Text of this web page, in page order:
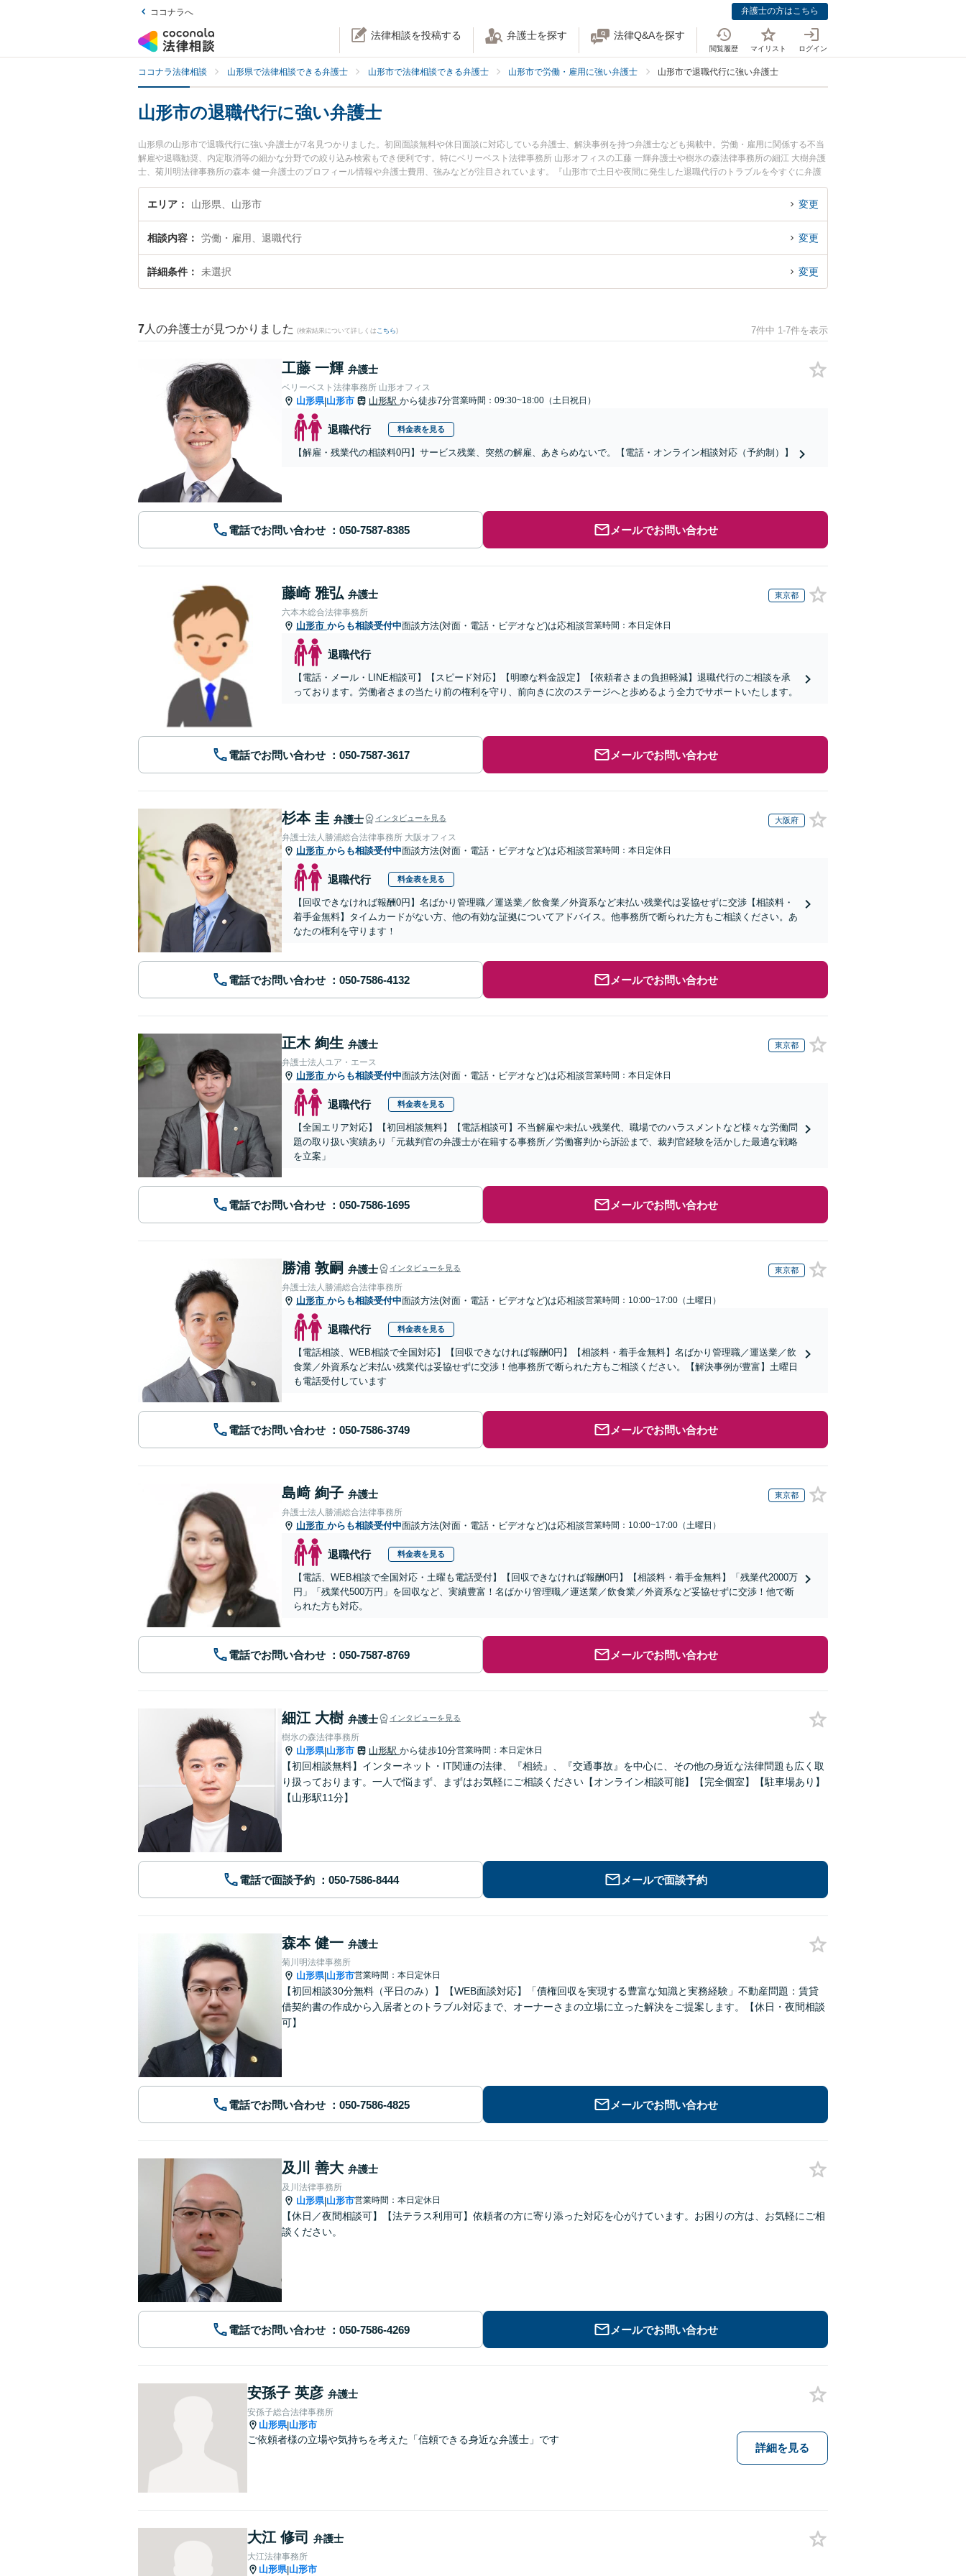
ココナラへ 弁護士の方はこちら
法律相談を投稿する 弁護士を探す 法律Q&Aを探す
閲覧履歴 マイリスト ログイン
ココナラ法律相談 山形県で法律相談できる弁護士 山形市で法律相談できる弁護士 山形市で労働・雇用に強い弁護士 山形市で退職代行に強い弁護士
山形市の退職代行に強い弁護士
山形県の山形市で退職代行に強い弁護士が7名見つかりました。初回面談無料や休日面談に対応している弁護士、解決事例を持つ弁護士なども掲載中。労働・雇用に関係する不当
解雇や退職勧奨、内定取消等の細かな分野での絞り込み検索もでき便利です。特にベリーベスト法律事務所 山形オフィスの工藤 一輝弁護士や樹氷の森法律事務所の細江 大樹弁護
士、菊川明法律事務所の森本 健一弁護士のプロフィール情報や弁護士費用、強みなどが注目されています。『山形市で土日や夜間に発生した退職代行のトラブルを今すぐに弁護
士に相談したい』『退職代行のトラブル解決の実績豊富な近くの弁護士を検索したい』『初回相談無料で退職代行を法律相談できる山形市内の弁護士に相談予約したい』などでお
困りの相談者さんにおすすめです。
エリア 山形県、山形市 変更
相談内容 労働・雇用、退職代行 変更
詳細条件 未選択 変更
7 人の弁護士が見つかりました (検索結果について詳しくは こちら) 7件中 1-7件を表示
工藤 一輝 弁護士
ベリーベスト法律事務所 山形オフィス
山形県|山形市 山形駅 から徒歩7分営業時間：09:30~18:00（土日祝日）
退職代行 料金表を見る
【解雇・残業代の相談料0円】サービス残業、突然の解雇、あきらめないで。【電話・オンライン相談対応（予約制）】
電話でお問い合わせ メールでお問い合わせ
藤崎 雅弘 弁護士 東京都
六本木総合法律事務所
山形市 からも相談受付中面談方法(対面・電話・ビデオなど)は応相談営業時間：本日定休日
退職代行
【電話・メール・LINE相談可】【スピード対応】【明瞭な料金設定】【依頼者さまの負担軽減】退職代行のご相談を承
っております。労働者さまの当たり前の権利を守り、前向きに次のステージへと歩めるよう全力でサポートいたします。
電話でお問い合わせ メールでお問い合わせ
杉本 圭 弁護士 インタビューを見る 大阪府
弁護士法人勝浦総合法律事務所 大阪オフィス
山形市 からも相談受付中面談方法(対面・電話・ビデオなど)は応相談営業時間：本日定休日
退職代行 料金表を見る
【回収できなければ報酬0円】名ばかり管理職／運送業／飲食業／外資系など未払い残業代は妥協せずに交渉【相談料・
着手金無料】タイムカードがない方、他の有効な証拠についてアドバイス。他事務所で断られた方もご相談ください。あ
なたの権利を守ります！
電話でお問い合わせ メールでお問い合わせ
正木 絢生 弁護士 東京都
弁護士法人ユア・エース
山形市 からも相談受付中面談方法(対面・電話・ビデオなど)は応相談営業時間：本日定休日
退職代行 料金表を見る
【全国エリア対応】【初回相談無料】【電話相談可】不当解雇や未払い残業代、職場でのハラスメントなど様々な労働問
題の取り扱い実績あり「元裁判官の弁護士が在籍する事務所／労働審判から訴訟まで、裁判官経験を活かした最適な戦略
を立案」
電話でお問い合わせ メールでお問い合わせ
勝浦 敦嗣 弁護士 インタビューを見る 東京都
弁護士法人勝浦総合法律事務所
山形市 からも相談受付中面談方法(対面・電話・ビデオなど)は応相談営業時間：10:00~17:00（土曜日）
退職代行 料金表を見る
【電話相談、WEB相談で全国対応】【回収できなければ報酬0円】【相談料・着手金無料】名ばかり管理職／運送業／飲
食業／外資系など未払い残業代は妥協せずに交渉！他事務所で断られた方もご相談ください。【解決事例が豊富】土曜日
も電話受付しています
電話でお問い合わせ メールでお問い合わせ
島﨑 絢子 弁護士 東京都
弁護士法人勝浦総合法律事務所
山形市 からも相談受付中面談方法(対面・電話・ビデオなど)は応相談営業時間：10:00~17:00（土曜日）
退職代行 料金表を見る
【電話、WEB相談で全国対応・土曜も電話受付】【回収できなければ報酬0円】【相談料・着手金無料】「残業代2000万
円」「残業代500万円」を回収など、実績豊富！名ばかり管理職／運送業／飲食業／外資系など妥協せずに交渉！他で断
られた方も対応。
電話でお問い合わせ メールでお問い合わせ
細江 大樹 弁護士 インタビューを見る
樹氷の森法律事務所
山形県|山形市 山形駅 から徒歩10分営業時間：本日定休日
【初回相談無料】インターネット・IT関連の法律、『相続』、『交通事故』を中心に、その他の身近な法律問題も広く取
り扱っております。一人で悩まず、まずはお気軽にご相談ください【オンライン相談可能】【完全個室】【駐車場あり】
【山形駅11分】
電話で面談予約 メールで面談予約
森本 健一 弁護士
菊川明法律事務所
山形県|山形市営業時間：本日定休日
【初回相談30分無料（平日のみ）】【WEB面談対応】「債権回収を実現する豊富な知識と実務経験」不動産問題：賃貸
借契約書の作成から入居者とのトラブル対応まで、オーナーさまの立場に立った解決をご提案します。【休日・夜間相談
可】
電話でお問い合わせ メールでお問い合わせ
及川 善大 弁護士
及川法律事務所
山形県|山形市営業時間：本日定休日
【休日／夜間相談可】【法テラス利用可】依頼者の方に寄り添った対応を心がけています。お困りの方は、お気軽にご相
談ください。
電話でお問い合わせ メールでお問い合わせ
安孫子 英彦 弁護士
安孫子総合法律事務所
山形県|山形市
ご依頼者様の立場や気持ちを考えた「信頼できる身近な弁護士」です
詳細を見る
大江 修司 弁護士
大江法律事務所
山形県|山形市